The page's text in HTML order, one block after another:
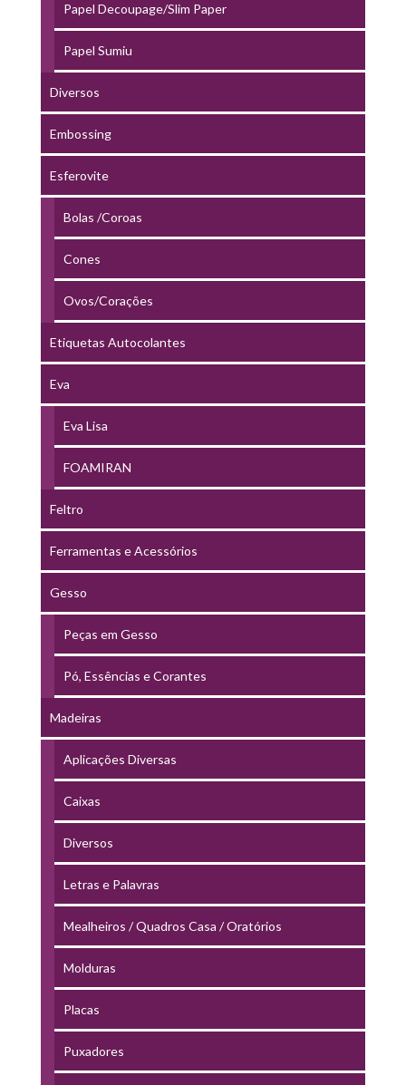
Papel Decoupage/Slim Paper
Papel Sumiu
Diversos
Embossing
Esferovite
Bolas /Coroas
Cones
Ovos/Corações
Etiquetas Autocolantes
Eva
Eva Lisa
FOAMIRAN
Feltro
Ferramentas e Acessórios
Gesso
Peças em Gesso
Pó, Essências e Corantes
Madeiras
Aplicações Diversas
Caixas
Diversos
Letras e Palavras
Mealheiros / Quadros Casa / Oratórios
Molduras
Placas
Puxadores